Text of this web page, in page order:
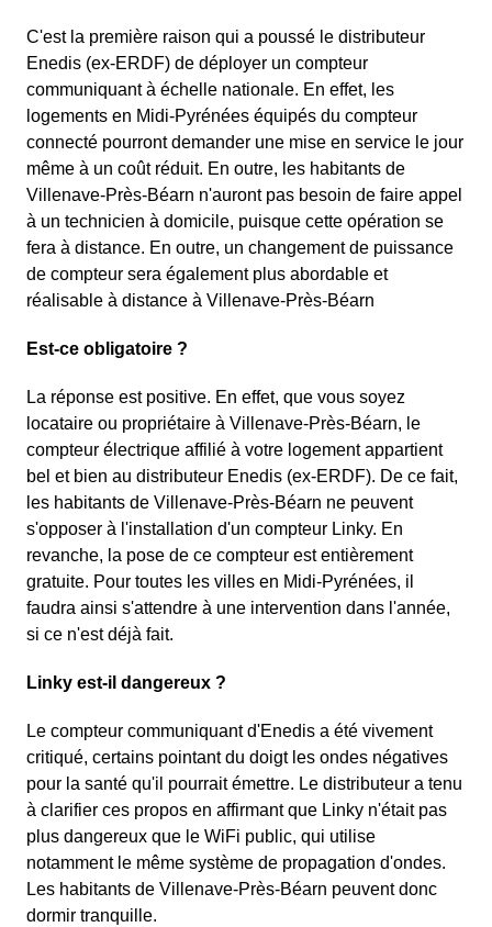
C'est la première raison qui a poussé le distributeur
Enedis (ex-ERDF) de déployer un compteur
communiquant à échelle nationale. En effet, les
logements en Midi-Pyrénées équipés du compteur
connecté pourront demander une mise en service le jour
même à un coût réduit. En outre, les habitants de
Villenave-Près-Béarn n'auront pas besoin de faire appel
à un technicien à domicile, puisque cette opération se
fera à distance. En outre, un changement de puissance
de compteur sera également plus abordable et
réalisable à distance à Villenave-Près-Béarn
Est-ce obligatoire ?
La réponse est positive. En effet, que vous soyez
locataire ou propriétaire à Villenave-Près-Béarn, le
compteur électrique affilié à votre logement appartient
bel et bien au distributeur Enedis (ex-ERDF). De ce fait,
les habitants de Villenave-Près-Béarn ne peuvent
s'opposer à l'installation d'un compteur Linky. En
revanche, la pose de ce compteur est entièrement
gratuite. Pour toutes les villes en Midi-Pyrénées, il
faudra ainsi s'attendre à une intervention dans l'année,
si ce n'est déjà fait.
Linky est-il dangereux ?
Le compteur communiquant d'Enedis a été vivement
critiqué, certains pointant du doigt les ondes négatives
pour la santé qu'il pourrait émettre. Le distributeur a tenu
à clarifier ces propos en affirmant que Linky n'était pas
plus dangereux que le WiFi public, qui utilise
notamment le même système de propagation d'ondes.
Les habitants de Villenave-Près-Béarn peuvent donc
dormir tranquille.